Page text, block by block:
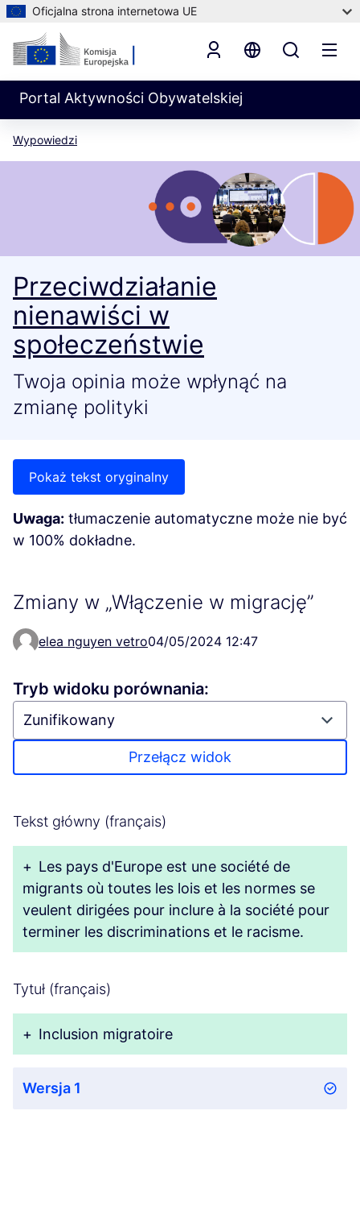
Oficjalna strona internetowa UE
Portal Aktywności Obywatelskiej
Wypowiedzi
Przeciwdziałanie
nienawiści w
społeczeństwie
Twoja opinia może wpłynąć na
zmianę polityki
Pokaż tekst oryginalny
Uwaga: tłumaczenie automatyczne może nie być
w 100% dokładne.
Zmiany w „Włączenie w migrację”
elea nguyen vetro04/05/2024 12:47
Tryb widoku porównania:
Przełącz widok
Tekst główny (français)
+ Les pays d'Europe est une société de
migrants où toutes les lois et les normes se
veulent dirigées pour inclure à la société pour
terminer les discriminations et le racisme.
Tytuł (français)
+ Inclusion migratoire
Wersja 1